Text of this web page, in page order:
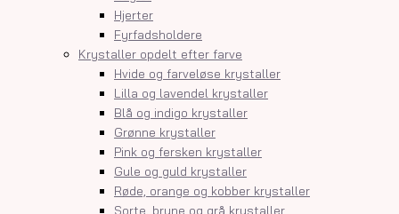
Hjerter
Fyrfadsholdere
Krystaller opdelt efter farve
Hvide og farveløse krystaller
Lilla og lavendel krystaller
Blå og indigo krystaller
Grønne krystaller
Pink og fersken krystaller
Gule og guld krystaller
Røde, orange og kobber krystaller
Sorte, brune og grå krystaller